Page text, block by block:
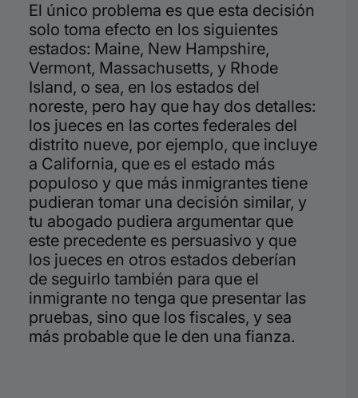
El único problema es que esta decisión
solo toma efecto en los siguientes
estados: Maine, New Hampshire,
Vermont, Massachusetts, y Rhode
Island, o sea, en los estados del
noreste, pero hay que hay dos detalles:
los jueces en las cortes federales del
distrito nueve, por ejemplo, que incluye
a California, que es el estado más
populoso y que más inmigrantes tiene
pudieran tomar una decisión similar, y
tu abogado pudiera argumentar que
este precedente es persuasivo y que
los jueces en otros estados deberían
de seguirlo también para que el
inmigrante no tenga que presentar las
pruebas, sino que los fiscales, y sea
más probable que le den una fianza.